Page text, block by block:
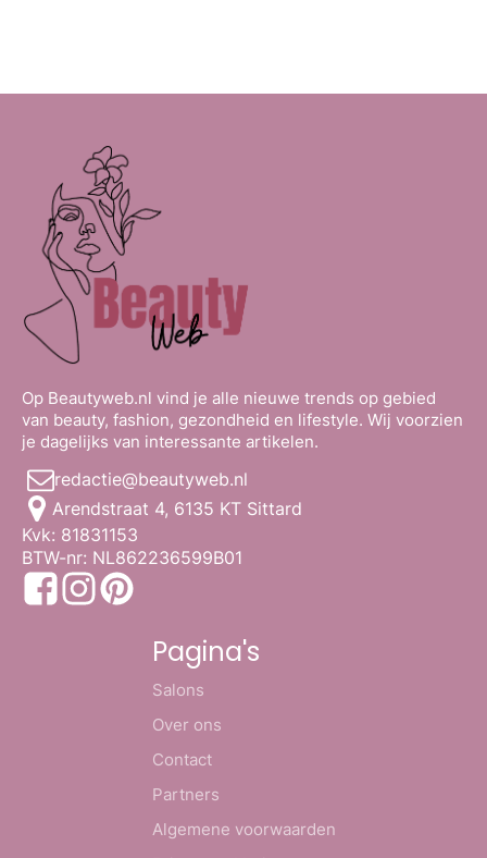
Op Beautyweb.nl vind je alle nieuwe trends op gebied
van beauty, fashion, gezondheid en lifestyle. Wij voorzien
je dagelijks van interessante artikelen.
redactie@beautyweb.nl
Arendstraat 4, 6135 KT Sittard
Kvk: 81831153
BTW-nr: NL862236599B01
Pagina's
Salons
Over ons
Contact
Partners
Algemene voorwaarden